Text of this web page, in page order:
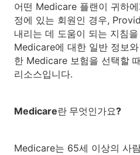
어떤 Medicare 플랜이 귀하
정에 있는 회원인 경우,
내리는 데 도움이 되는 지침
Medicare에 대한 일반 정보
한 Medicare 보험을 선택할
리소스입니다.
Medicare란 무엇인가요?
Medicare는 65세 이상의 사